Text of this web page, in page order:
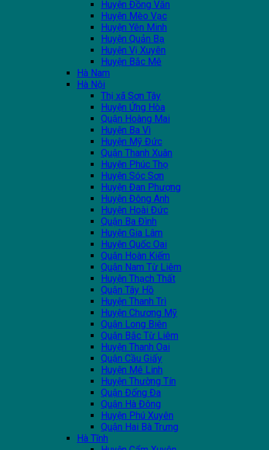
Huyện Đồng Văn
Huyện Mèo Vạc
Huyện Yên Minh
Huyện Quản Bạ
Huyện Vị Xuyên
Huyện Bắc Mê
Hà Nam
Hà Nội
Thị xã Sơn Tây
Huyện Ứng Hòa
Quận Hoàng Mai
Huyện Ba Vì
Huyện Mỹ Đức
Quận Thanh Xuân
Huyện Phúc Thọ
Huyện Sóc Sơn
Huyện Đan Phượng
Huyện Đông Anh
Huyện Hoài Đức
Quận Ba Đình
Huyện Gia Lâm
Huyện Quốc Oai
Quận Hoàn Kiếm
Quận Nam Từ Liêm
Huyện Thạch Thất
Quận Tây Hồ
Huyện Thanh Trì
Huyện Chương Mỹ
Quận Long Biên
Quận Bắc Từ Liêm
Huyện Thanh Oai
Quận Cầu Giấy
Huyện Mê Linh
Huyện Thường Tín
Quận Đống Đa
Quận Hà Đông
Huyện Phú Xuyên
Quận Hai Bà Trưng
Hà Tĩnh